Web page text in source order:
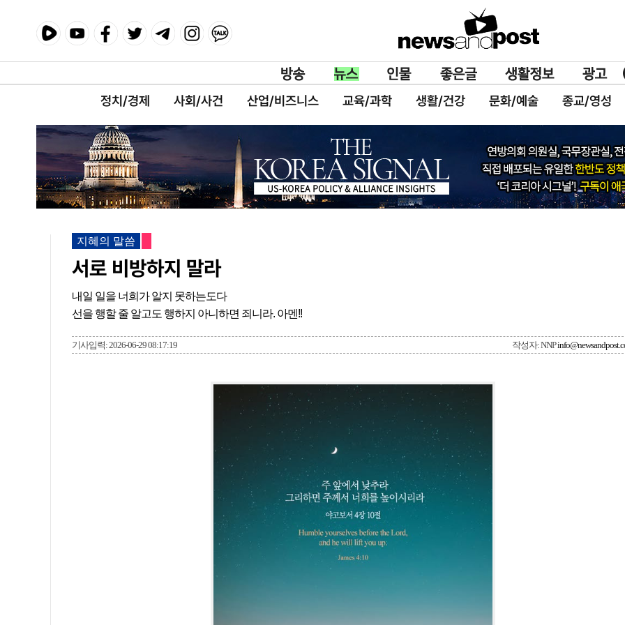
정치/경제 사회/사건 산업/비즈니스 교육/과학 생활/건강 문화/예술 종교/영성
지혜의 말씀
서로 비방하지 말라
내일 일을 너희가 알지 못하는도다
선을 행할 줄 알고도 행하지 아니하면 죄니라. 아멘!!
기사입력: 2026-06-29 08:17:19 작성자: NNP